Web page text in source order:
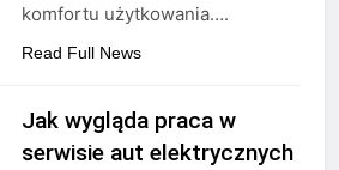
komfortu użytkowania….
Read Full News
Jak wygląda praca w
serwisie aut elektrycznych